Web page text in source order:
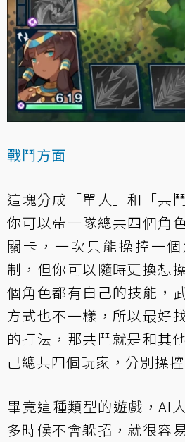
戰鬥方面
這塊分成「單人」和「共
你可以帶一隊總共四個角
關卡，一次只能操控一
制，但你可以隨時更換想
個角色都有自己的技能，
方式也不一樣，所以最好
的打法，那共鬥就是和其
己總共四個玩家，分別操
畢竟這種類型的遊戲，AI
多時候不會躲招，就很容